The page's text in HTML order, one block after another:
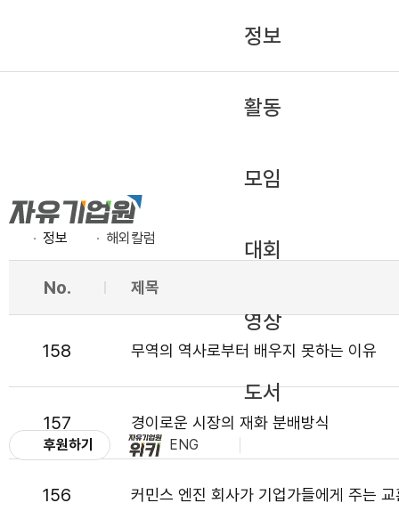
정보
활동
모임
대회
영상
도서
후원하기 ENG
정보 해외칼럼
No. 제목
158 무역의 역사로부터 배우지 못하는 이유
157 경이로운 시장의 재화 분배방식
156 커민스 엔진 회사가 기업가들에게 주는 교